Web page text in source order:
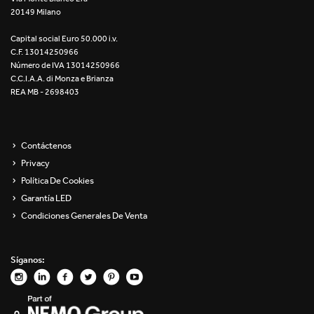
Re Low LED
Roll IOS
Unit 1X
Unit Channel
Unit Round
Yori Evo 48V
Yori Evo Box
20149 Milano
Capital social Euro 50.000 i.v.
C.F. 13014250966
Número de IVA 13014250966
C.C.I.A.A. di Monza e Brianza
REA MB - 2698403
Contáctenos
Privacy
Política De Cookies
Garantía LED
Condiciones Generales De Venta
Síganos: